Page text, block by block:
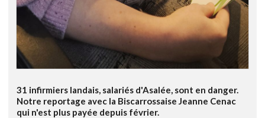
31 infirmiers landais, salariés d'Asalée, sont en danger.
Notre reportage avec la Biscarrossaise Jeanne Cenac
qui n'est plus payée depuis février.